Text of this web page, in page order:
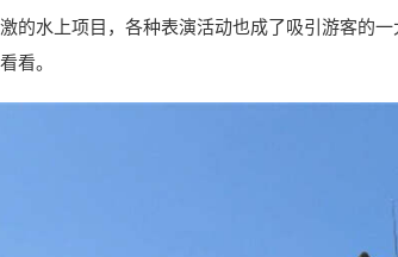
的水上项目，各种表演活动也成了吸引游客的
看。